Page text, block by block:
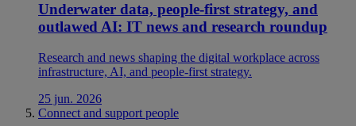
Underwater data, people-first strategy, and
outlawed AI: IT news and research roundup
Research and news shaping the digital workplace across
infrastructure, AI, and people-first strategy.
25 jun. 2026
Connect and support people